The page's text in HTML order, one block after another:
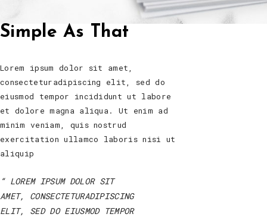
Simple As That
Lorem ipsum dolor sit amet,
consecteturadipiscing elit, sed do
eiusmod tempor incididunt ut labore
et dolore magna aliqua. Ut enim ad
minim veniam, quis nostrud
exercitation ullamco laboris nisi ut
aliquip
LOREM IPSUM DOLOR SIT
AMET, CONSECTETURADIPISCING
ELIT, SED DO EIUSMOD TEMPOR